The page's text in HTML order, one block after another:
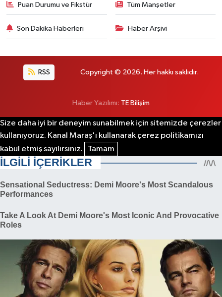
Puan Durumu ve Fikstür Tüm Manşetler
Son Dakika Haberleri Haber Arşivi
RSS Copyright © 2026. Her hakkı saklıdır.
Haber Yazılımı: TE Bilişim
Size daha iyi bir deneyim sunabilmek için sitemizde çerezler
kullanıyoruz. Kanal Maraş'ı kullanarak çerez politikamızı
kabul etmiş sayılırsınız.
Tamam